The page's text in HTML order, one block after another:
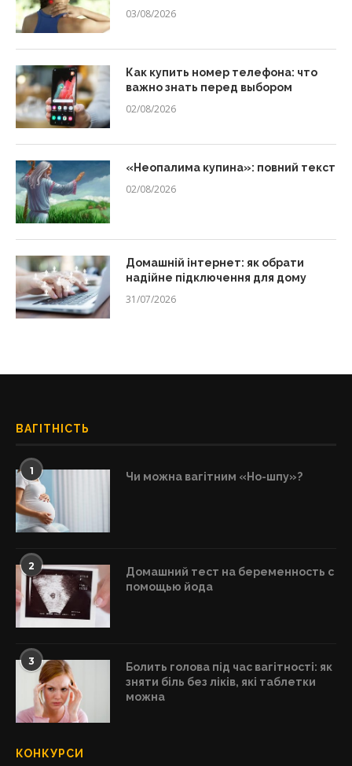
03/08/2026
Как купить номер телефона: что
важно знать перед выбором
02/08/2026
«Неопалима купина»: повний текст
02/08/2026
Домашній інтернет: як обрати
надійне підключення для дому
31/07/2026
ВАГІТНІСТЬ
1 Чи можна вагітним «Но-шпу»?
2
Домашний тест на беременность с
помощью йода
3
Болить голова під час вагітності: як
зняти біль без ліків, які таблетки
можна
КОНКУРСИ